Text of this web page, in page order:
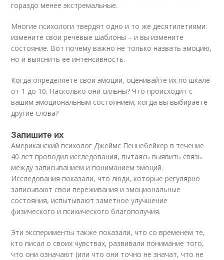
гораздо менее экстремальные.
Многие психологи твердят одно и то же десятилетиями:
измените свои речевые шаблоны – и вы измените
состояние. Вот почему важно не только назвать эмоцию,
но и выяснить ее интенсивность.
Когда определяете свои эмоции, оценивайте их по шкале
от 1 до 10. Насколько они сильны? Что происходит с
вашим эмоциональным состоянием, когда вы выбираете
другие слова?
Запишите их
Американский психолог Джеймс Пеннебейкер в течение
40 лет проводил исследования, пытаясь выявить связь
между записыванием и пониманием эмоций.
Исследования показали, что люди, которые регулярно
записывают свои переживания и эмоциональные
состояния, испытывают заметное улучшение
физического и психического благополучия.
Эти эксперименты также показали, что со временем те,
кто писал о своих чувствах, развивали понимание того,
что они означают (или что они точно не значат, что не